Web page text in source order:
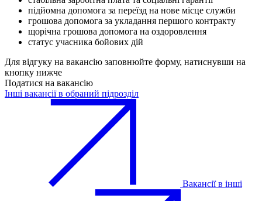
⁠підйомна допомога за переїзд на нове місце служби
⁠грошова допомога за укладання першого контракту
⁠щорічна грошова допомога на оздоровлення
⁠статус учасника бойових дій
Для відгуку на вакансію заповнюйте форму, натиснувши на
кнопку нижче
Податися на вакансію
Інші вакансії в обраний підрозділ
Вакансії в інші